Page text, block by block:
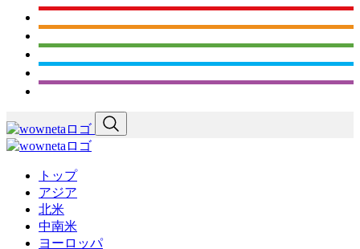
トップ
アジア
北米
中南米
ヨーロッパ